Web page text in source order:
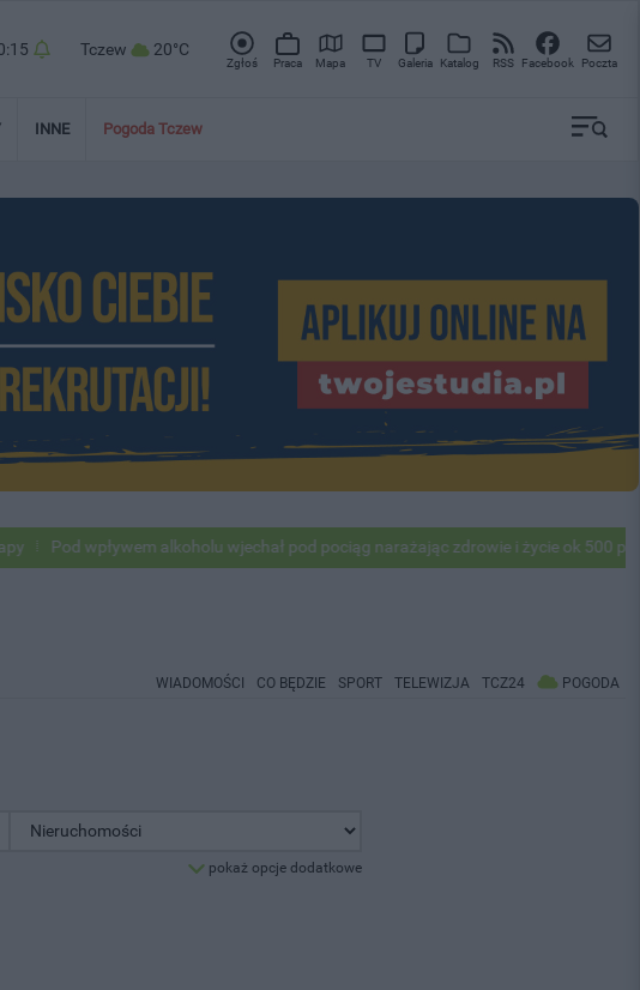
Tczew 20°C
Zgłoś Praca Mapa TV Galeria Katalog RSS Facebook Poczta
INNE Pogoda Tczew
Pod wpływem alkoholu wjechał pod pociąg narażając zdrowie i życie ok 500
WIADOMOŚCI CO BĘDZIE SPORT TELEWIZJA TCZ24 POGODA
pokaż opcje dodatkowe